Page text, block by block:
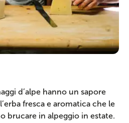
d’alpe hanno un sapore
fresca e aromatica che le
brucare in alpeggio in estate.